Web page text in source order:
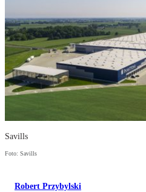
Savills
Foto: Savills
Robert Przybylski